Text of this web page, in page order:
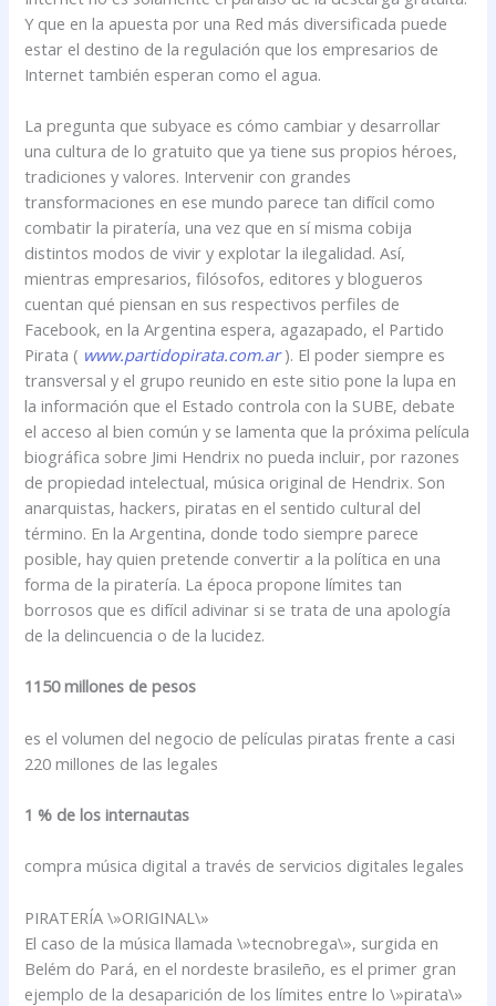
Y que en la apuesta por una Red más diversificada puede
estar el destino de la regulación que los empresarios de
Internet también esperan como el agua.
La pregunta que subyace es cómo cambiar y desarrollar
una cultura de lo gratuito que ya tiene sus propios héroes,
tradiciones y valores. Intervenir con grandes
transformaciones en ese mundo parece tan difícil como
combatir la piratería, una vez que en sí misma cobija
distintos modos de vivir y explotar la ilegalidad. Así,
mientras empresarios, filósofos, editores y blogueros
cuentan qué piensan en sus respectivos perfiles de
Facebook, en la Argentina espera, agazapado, el Partido
Pirata ( www.partidopirata.com.ar). El poder siempre es
transversal y el grupo reunido en este sitio pone la lupa en
la información que el Estado controla con la SUBE, debate
el acceso al bien común y se lamenta que la próxima película
biográfica sobre Jimi Hendrix no pueda incluir, por razones
de propiedad intelectual, música original de Hendrix. Son
anarquistas, hackers, piratas en el sentido cultural del
término. En la Argentina, donde todo siempre parece
posible, hay quien pretende convertir a la política en una
forma de la piratería. La época propone límites tan
borrosos que es difícil adivinar si se trata de una apología
de la delincuencia o de la lucidez.
1150 millones de pesos
es el volumen del negocio de películas piratas frente a casi
220 millones de las legales
1 % de los internautas
compra música digital a través de servicios digitales legales
PIRATERÍA \»ORIGINAL\»
El caso de la música llamada \»tecnobrega\», surgida en
Belém do Pará, en el nordeste brasileño, es el primer gran
ejemplo de la desaparición de los límites entre lo \»pirata\»